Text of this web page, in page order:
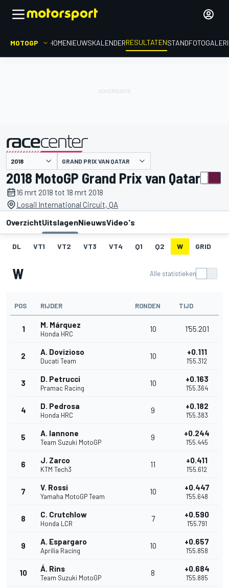
MOTOGP HOMENIEUWSKALENDERRESULTATENSTAND
gepresenteerd door GRAND PRIX VAN QATAR
2018 MotoGP Grand Prix van Qatar
16 mrt 2018 tot 18 mrt 2018
Losail International Circuit, QA
OverzichtUitslagenNieuwsVideo's
DL VT1 VT2 VT3 VT4 Q1 Q2 W GRID
W Alle statistieken
POS RIJDER RONDEN TIJD
1 M. Márquez
Honda HRC
10 1'55.201
2 A. Dovizioso
Ducati Team
10 +0.111
1'55.312
3 D. Petrucci
Pramac Racing
10 +0.163
1'55.364
4 D. Pedrosa
Honda HRC
9 +0.182
1'55.383
5 A. Iannone
Team Suzuki MotoGP
9 +0.244
1'55.445
6 J. Zarco
KTM Tech3
11 +0.411
1'55.612
7 V. Rossi
Yamaha MotoGP Team
10 +0.447
1'55.648
8 C. Crutchlow
Honda LCR
7 +0.590
1'55.791
9 A. Espargaro
Aprilia Racing
10 +0.657
1'55.858
10 Á. Rins
Team Suzuki MotoGP
8 +0.684
1'55.885